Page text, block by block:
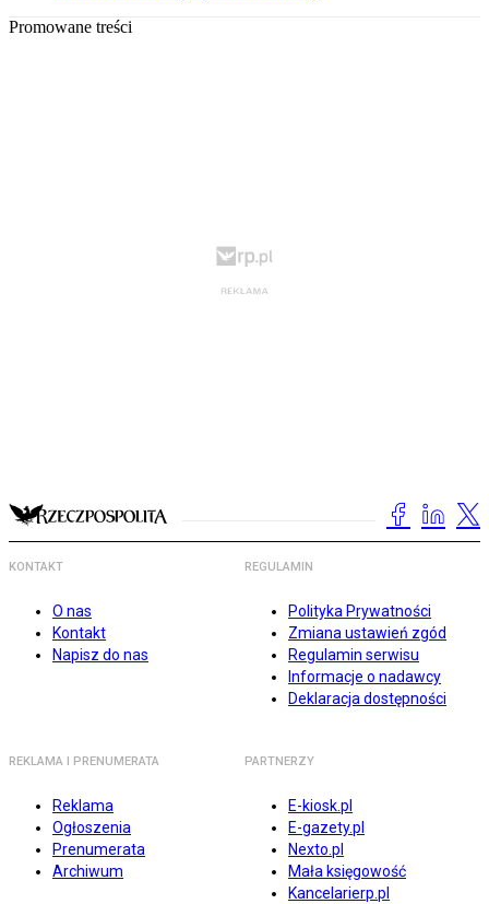
Promowane treści
KONTAKT
O nas
Kontakt
Napisz do nas
REGULAMIN
Polityka Prywatności
Zmiana ustawień zgód
Regulamin serwisu
Informacje o nadawcy
Deklaracja dostępności
REKLAMA I PRENUMERATA
Reklama
Ogłoszenia
Prenumerata
Archiwum
PARTNERZY
E-kiosk.pl
E-gazety.pl
Nexto.pl
Mała księgowość
Kancelarierp.pl